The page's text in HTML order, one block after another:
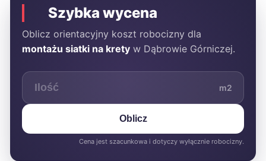
Szybka wycena
Oblicz orientacyjny koszt robocizny dla
montażu siatki na krety w Dąbrowie Górniczej.
m2
Oblicz
Cena jest szacunkowa i dotyczy wyłącznie robocizny.